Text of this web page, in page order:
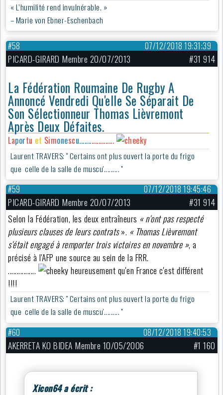
« L’humilité rend invulnérable. »
– Marie von Ebner-Eschenbach
07/12/2018 19:31:39
#58
PICARD-GIRARD Membre 20/07/2013 #31 914
La Fédération Roumaine De Rugby A
Annoncé Vendredi Qu'elle Se Séparait De
Son Sélectionneur Thomas Lièvremont
Après Deux Défaites.
Laportu et Simonescu....................
Laurent TRAVERS: '' Certains ont plus ouvert la porte du frigo
que celle de la salle de muscu'......... ''
07/12/2018 19:45:46
#59
PICARD-GIRARD Membre 20/07/2013
#31 914
Selon la Fédération, les deux entraîneurs « n'ont pas respecté
plusieurs clauses de leurs contrats». « Thomas Lièvremont
s'était engagé à remporter trois victoires en novembre », a
précisé à l'AFP une source au sein de la FRR.
................
heureusement qu'en France c'est différent
!!!!
Laurent TRAVERS: '' Certains ont plus ouvert la porte du frigo
que celle de la salle de muscu'......... ''
08/12/2018 19:40:53
#60
AKERRETA KO BIDEA Membre 10/05/2006 #1 160
Xicon64 a écrit :